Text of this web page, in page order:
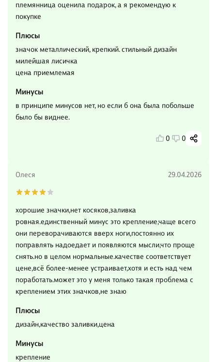
племянница оценила подарок, а я рекомендую к
покупке
Плюсы
значок металлический, крепкий. стильный дизайн
милейшая лисичка
цена приемлемая
Минусы
в принципе минусов нет, но если б она была побольше
было бы виднее.
0 0
Олеся 29.04.2026
хорошие значки,нет косяков,заливка
ровная.единственный минус это крепление,чаще всего
они переворачиваются вверх ноги,постоянно их
поправлять надоедает и появляются мысли,что проще
снять.но в целом нормальные.качестве соответствует
цене,всё более-менее устраивает,хотя и есть над чем
поработать.может это у меня только такая проблема с
креплением этих значков,не знаю
Плюсы
дизайн,качество заливки,цена
Минусы
крепление